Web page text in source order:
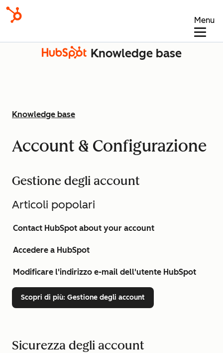
Menu
Knowledge base
Knowledge base
Account & Configurazione
Gestione degli account
Articoli popolari
Contact HubSpot about your account
Accedere a HubSpot
Modificare l'indirizzo e-mail dell'utente HubSpot
Scopri di più: Gestione degli account
Sicurezza degli account